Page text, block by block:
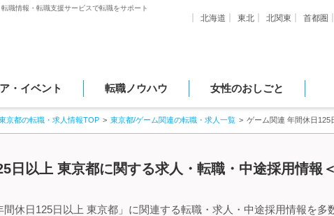
職情報・転職支援サービスで転職をサポート
北海道 東北 北関東 首都圏
・イベント 転職ノウハウ 女性のおしごと
京都の転職・求人情報TOP 東京都/ゲーム関連の転職・求人一覧 ゲーム関連 年間休日125
日以上 東京都に関する求人・転職・中途採用情報
休日125日以上 東京都」に関連する転職・求人・中途採用情報を多